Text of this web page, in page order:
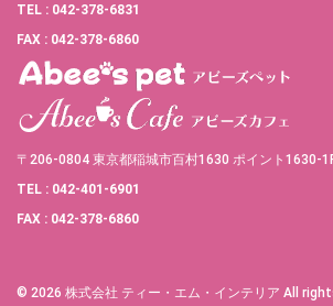
TEL : 042-378-6831
FAX : 042-378-6860
〒206-0804 東京都稲城市百村1630 ポイント1630-
TEL : 042-401-6901
FAX : 042-378-6860
© 2026 株式会社 ティー・エム・インテリア All